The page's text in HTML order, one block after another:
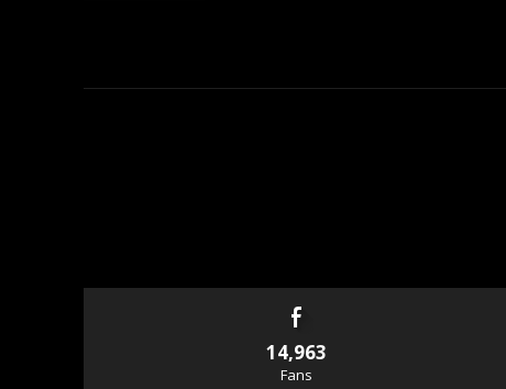
14,963
Fans